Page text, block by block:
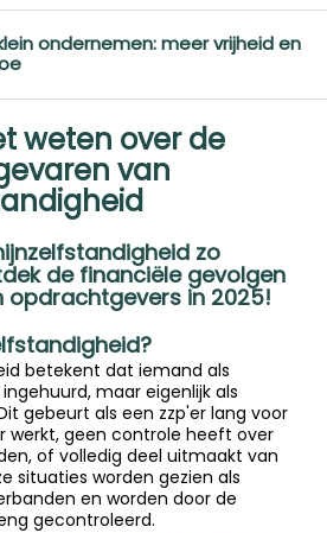
ondernemen: meer vrijheid en
weten over de
van
zo
de financiële gevolgen
opdrachtgevers in 2025!
betekent dat iemand als
maar eigenlijk als
gebeurt als een zzp'er lang voor
werkt, geen controle heeft over
of volledig deel uitmaakt van
situaties worden gezien als
en worden door de
gecontroleerd.